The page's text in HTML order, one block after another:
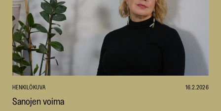
HENKILÖKUVA 16.2.2026
Sanojen voima